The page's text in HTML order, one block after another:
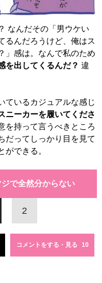
なんだその「男ウケい
るんだろうけど、俺はス
」感は。なんで私のため
を出してくるんだ？ 違
ているカジュアルな感じ
ニーカーを履いてくださ
を持って言うべきところ
だってしっかり目を見て
ができる。
で全然分からない
2
コメントをする・見る